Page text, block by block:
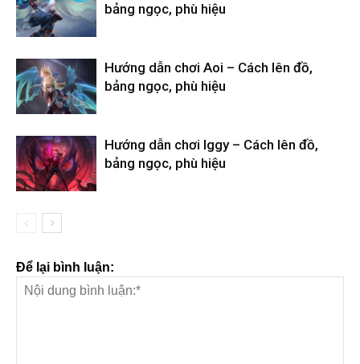
bảng ngọc, phù hiệu
Hướng dẫn chơi Aoi – Cách lên đồ,
bảng ngọc, phù hiệu
Hướng dẫn chơi Iggy – Cách lên đồ,
bảng ngọc, phù hiệu
Để lại bình luận: